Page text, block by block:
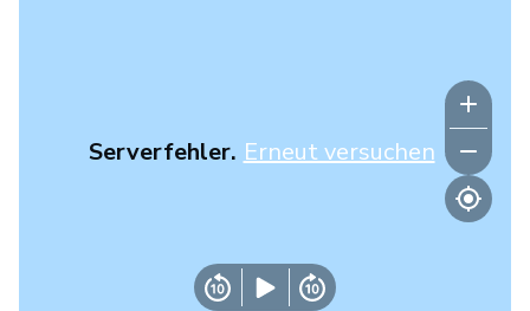
Serverfehler. Erneut versuchen